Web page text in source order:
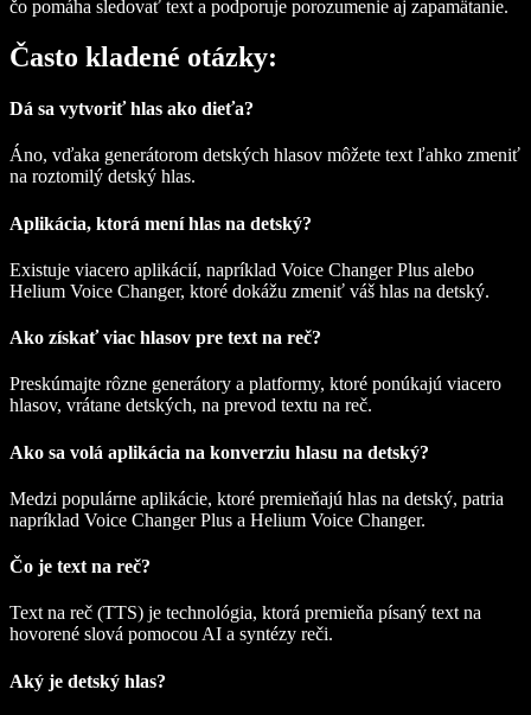
čo pomáha sledovať text a podporuje porozumenie aj zapamätanie.
Často kladené otázky:
Dá sa vytvoriť hlas ako dieťa?
Áno, vďaka generátorom detských hlasov môžete text ľahko zmeniť
na roztomilý detský hlas.
Aplikácia, ktorá mení hlas na detský?
Existuje viacero aplikácií, napríklad Voice Changer Plus alebo
Helium Voice Changer, ktoré dokážu zmeniť váš hlas na detský.
Ako získať viac hlasov pre text na reč?
Preskúmajte rôzne generátory a platformy, ktoré ponúkajú viacero
hlasov, vrátane detských, na prevod textu na reč.
Ako sa volá aplikácia na konverziu hlasu na detský?
Medzi populárne aplikácie, ktoré premieňajú hlas na detský, patria
napríklad Voice Changer Plus a Helium Voice Changer.
Čo je text na reč?
Text na reč (TTS) je technológia, ktorá premieňa písaný text na
hovorené slová pomocou AI a syntézy reči.
Aký je detský hlas?